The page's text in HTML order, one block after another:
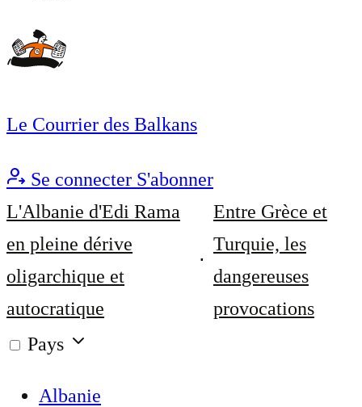
Le Courrier des Balkans
Se connecter S'abonner
L'Albanie d'Edi Rama
en pleine dérive
oligarchique et
autocratique
Entre Grèce et
Turquie, les
dangereuses
provocations
Pays
Albanie